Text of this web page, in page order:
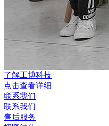
了解工博科技
点击查看详细
联系我们
联系我们
售后服务